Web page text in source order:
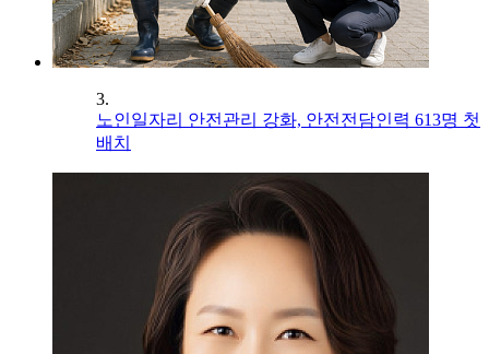
3.
노인일자리 안전관리 강화, 안전전담인력 613명 첫
배치